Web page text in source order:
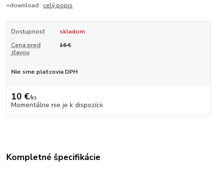
=download celý popis
Dostupnosť
skladom
Cena pred
zľavou
16 €
Nie sme platcovia DPH
10 €/ks
Momentálne nie je k dispozícii
Kompletné špecifikácie